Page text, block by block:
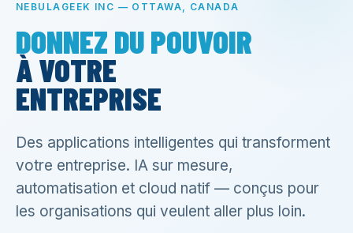
NEBULAGEEK INC — OTTAWA, CANADA
DONNEZ DU POUVOIR
À VOTRE
ENTREPRISE
Des applications intelligentes qui transforment
votre entreprise. IA sur mesure,
automatisation et cloud natif — conçus pour
les organisations qui veulent aller plus loin.
ASSISTANTS
IA
SUR
MESURE